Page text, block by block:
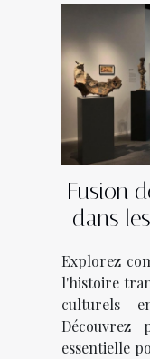
Fusion
dans
Explorez
l'histoire
culturels
Découvrez
essentielle